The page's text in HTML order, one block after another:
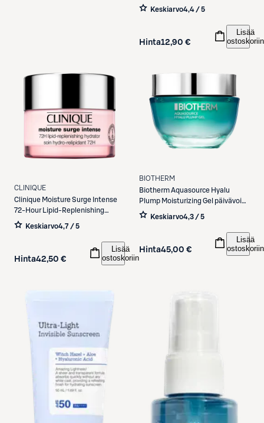
Keskiarvo4,4 / 5
Hinta12,90 €
Lisää
ostoskoriin
CLINIQUE
Clinique Moisture Surge Intense
72-Hour Lipid-Replenishing
Hydrator kasvovoide 50 ml
Keskiarvo4,7 / 5
Hinta42,50 €
Lisää
ostoskoriin
BIOTHERM
BiothermAquasource Hyalu
Plump Moisturizing Gel päivävoide
50 ml
Keskiarvo4,3 / 5
Hinta45,00 €
Lisää
ostoskoriin